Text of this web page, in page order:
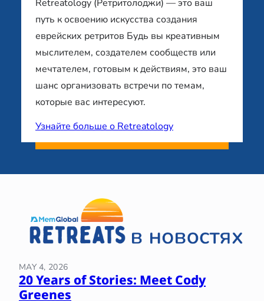
Retreatology (Ретритолоджи) — это ваш
путь к освоению искусства создания
еврейских ретритов Будь вы креативным
мыслителем, создателем сообществ или
мечтателем, готовым к действиям, это ваш
шанс организовать встречи по темам,
которые вас интересуют.
Узнайте больше о Retreatology
MAY 4, 2026
20 Years of Stories: Meet Cody
Greenes